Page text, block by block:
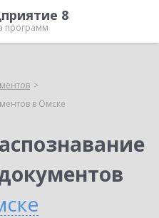
8
программ
в Омске